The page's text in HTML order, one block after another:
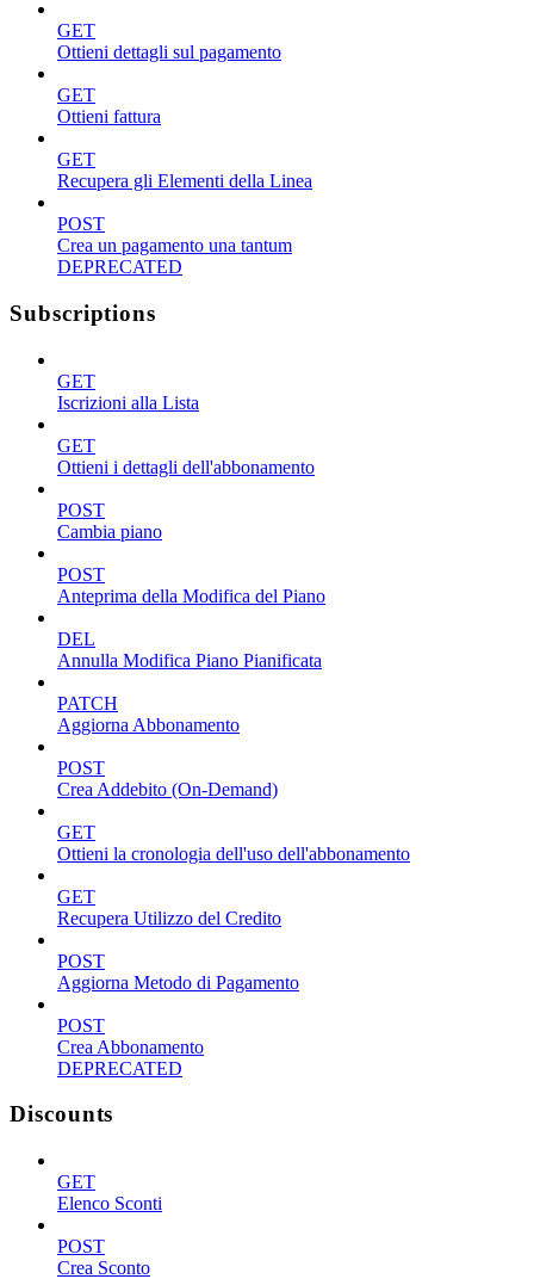
GET
Ottieni dettagli sul pagamento
GET
Ottieni fattura
GET
Recupera gli Elementi della Linea
POST
Crea un pagamento una tantum
DEPRECATED
Subscriptions
GET
Iscrizioni alla Lista
GET
Ottieni i dettagli dell'abbonamento
POST
Cambia piano
POST
Anteprima della Modifica del Piano
DEL
Annulla Modifica Piano Pianificata
PATCH
Aggiorna Abbonamento
POST
Crea Addebito (On-Demand)
GET
Ottieni la cronologia dell'uso dell'abbonamento
GET
Recupera Utilizzo del Credito
POST
Aggiorna Metodo di Pagamento
POST
Crea Abbonamento
DEPRECATED
Discounts
GET
Elenco Sconti
POST
Crea Sconto